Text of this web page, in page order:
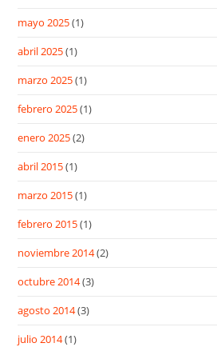
mayo 2025(1)
abril 2025(1)
marzo 2025(1)
febrero 2025(1)
enero 2025(2)
abril 2015(1)
marzo 2015(1)
febrero 2015(1)
noviembre 2014(2)
octubre 2014(3)
agosto 2014(3)
julio 2014(1)